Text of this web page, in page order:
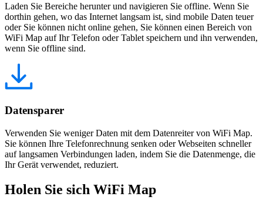
Laden Sie Bereiche herunter und navigieren Sie offline. Wenn Sie
dorthin gehen, wo das Internet langsam ist, sind mobile Daten teuer
oder Sie können nicht online gehen, Sie können einen Bereich von
WiFi Map auf Ihr Telefon oder Tablet speichern und ihn verwenden,
wenn Sie offline sind.
Datensparer
Verwenden Sie weniger Daten mit dem Datenreiter von WiFi Map.
Sie können Ihre Telefonrechnung senken oder Webseiten schneller
auf langsamen Verbindungen laden, indem Sie die Datenmenge, die
Ihr Gerät verwendet, reduziert.
Holen Sie sich WiFi Map